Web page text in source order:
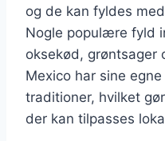
og de kan fyldes
Nogle populære fyld
oksekød, grøntsager
Mexico har sine
traditioner, hvilket
der kan tilpasses